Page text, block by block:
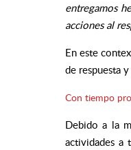
entregamos
acciones al
En este
de respuesta
Con tiempo
Debido a la
actividades a